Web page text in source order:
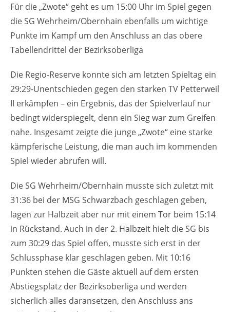
Für die „Zwote“ geht es um 15:00 Uhr im Spiel gegen
die SG Wehrheim/Obernhain ebenfalls um wichtige
Punkte im Kampf um den Anschluss an das obere
Tabellendrittel der Bezirksoberliga
Die Regio-Reserve konnte sich am letzten Spieltag ein
29:29-Unentschieden gegen den starken TV Petterweil
II erkämpfen – ein Ergebnis, das der Spielverlauf nur
bedingt widerspiegelt, denn ein Sieg war zum Greifen
nahe. Insgesamt zeigte die junge „Zwote“ eine starke
kämpferische Leistung, die man auch im kommenden
Spiel wieder abrufen will.
Die SG Wehrheim/Obernhain musste sich zuletzt mit
31:36 bei der MSG Schwarzbach geschlagen geben,
lagen zur Halbzeit aber nur mit einem Tor beim 15:14
in Rückstand. Auch in der 2. Halbzeit hielt die SG bis
zum 30:29 das Spiel offen, musste sich erst in der
Schlussphase klar geschlagen geben. Mit 10:16
Punkten stehen die Gäste aktuell auf dem ersten
Abstiegsplatz der Bezirksoberliga und werden
sicherlich alles daransetzen, den Anschluss ans